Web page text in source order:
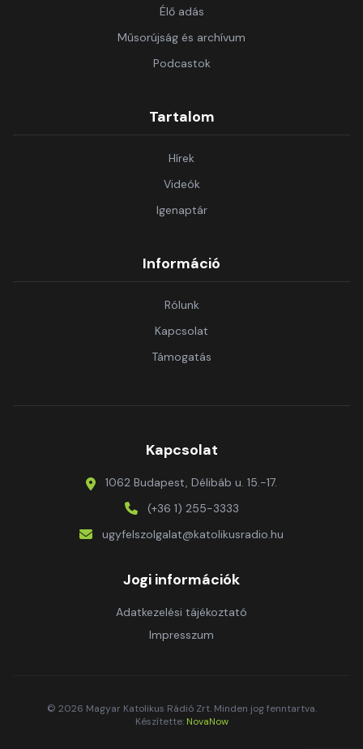
Élő adás
Műsorújság és archívum
Podcastok
Tartalom
Hírek
Videók
Igenaptár
Információ
Rólunk
Kapcsolat
Támogatás
Kapcsolat
1062 Budapest, Délibáb u. 15.-17.
(+36 1) 255-3333
ugyfelszolgalat@katolikusradio.hu
Jogi információk
Adatkezelési tájékoztató
Impresszum
© 2026 Magyar Katolikus Rádió Zrt. Minden jog fenntartva.
Készítette: NovaNow